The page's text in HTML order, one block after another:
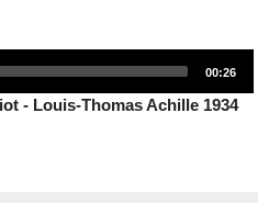
Total
00:26
- Louis-Thomas Achille 1934